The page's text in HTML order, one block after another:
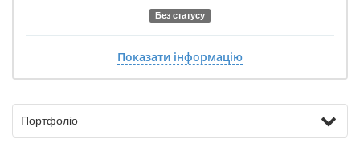
Без статусу
Показати інформацію
Портфоліо